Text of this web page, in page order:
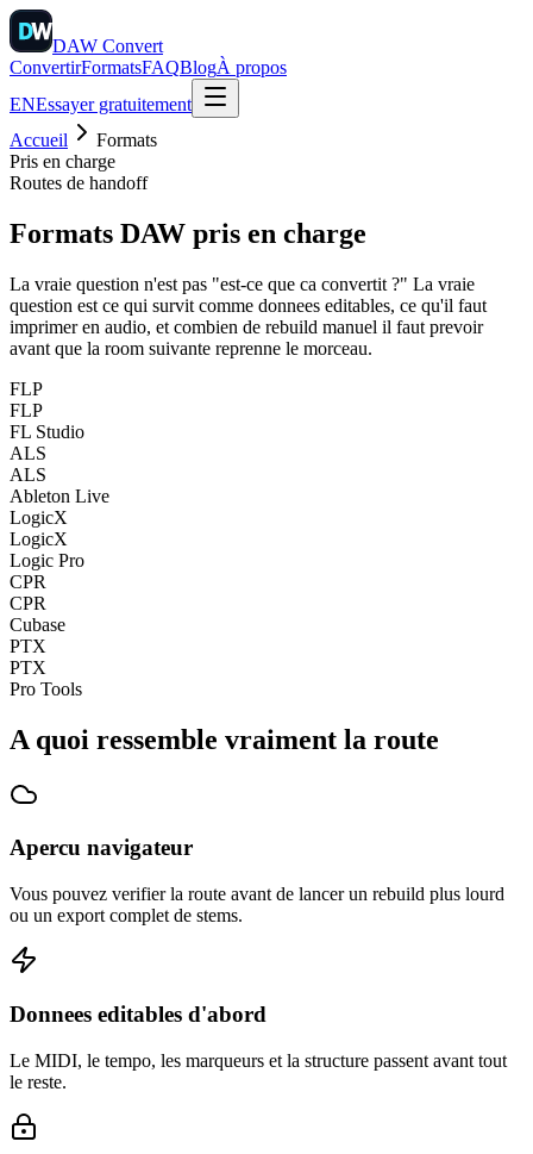
DAW Convert
ConvertirFormatsFAQBlogÀ propos
ENEssayer gratuitement
Accueil
Formats
Pris en charge
Routes de handoff
Formats DAW pris en charge
La vraie question n'est pas "est-ce que ca convertit ?" La vraie
question est ce qui survit comme donnees editables, ce qu'il faut
imprimer en audio, et combien de rebuild manuel il faut prevoir
avant que la room suivante reprenne le morceau.
FLP
FLP
FL Studio
ALS
ALS
Ableton Live
LogicX
LogicX
Logic Pro
CPR
CPR
Cubase
PTX
PTX
Pro Tools
A quoi ressemble vraiment la route
Apercu navigateur
Vous pouvez verifier la route avant de lancer un rebuild plus lourd
ou un export complet de stems.
Donnees editables d'abord
Le MIDI, le tempo, les marqueurs et la structure passent avant tout
le reste.